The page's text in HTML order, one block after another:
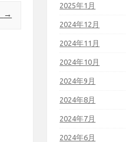
→
2025年1月
2024年12月
2024年11月
2024年10月
2024年9月
2024年8月
2024年7月
2024年6月